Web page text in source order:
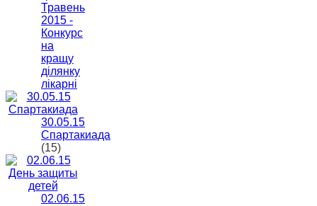
Травень
2015 -
Конкурс
на
кращу
ділянку
лікарні
30.05.15
Спартакиада
(15)
02.06.15